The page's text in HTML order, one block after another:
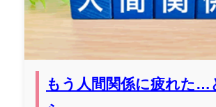
もう人間関係に疲れた…